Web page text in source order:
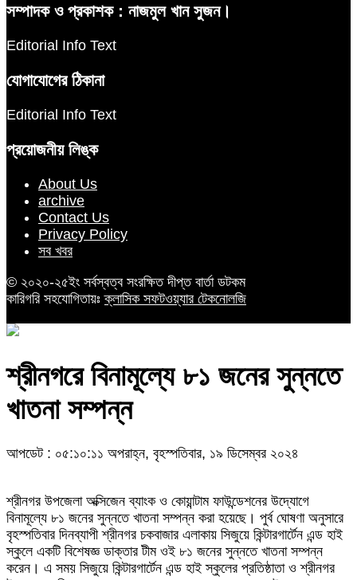
সম্পাদক ও প্রকাশক : নাজমুল খান সুজন।
Editorial Info Text
যোগাযোগের ঠিকানা
Editorial Info Text
প্রয়োজনীয় লিঙ্ক
About Us
archive
Contact Us
Privacy Policy
সব খবর
© ২০২০-২৫ইং সর্বস্বত্ব সংরক্ষিত দীপ্ত বার্তা ডটকম
কারিগরি সহযোগিতায়ঃক্লাসিক সফটওয়্যার টেকনোলজি
শ্রীনগরে বিনামূল্যে ৮১ জনের সুন্নতে
খাতনা সম্পন্ন
আপডেট : ০৫:১০:১১ অপরাহ্ন, বৃহস্পতিবার, ১৯ ডিসেম্বর ২০২৪
শ্রীনগর উপজেলা অক্সিজেন ব্যাংক ও কোয়ান্টাম ফাউন্ডেশনের উদ্যোগে
বিনামূল্যে ৮১ জনের সুন্নতে খাতনা সম্পন্ন করা হয়েছে। পুর্ব ঘোষণা অনুসারে
বৃহস্পতিবার দিনব্যাপী শ্রীনগর চকবাজার এলাকায় সিজুয়ে কিন্টারগার্টেন এন্ড হাই
স্কুলে একটি বিশেষজ্ঞ ডাক্তার টীম ওই ৮১ জনের সুন্নতে খাতনা সম্পন্ন
করেন। এ সময় সিজুয়ে কিন্টারগার্টেন এন্ড হাই স্কুলের প্রতিষ্ঠাতা ও শ্রীনগর